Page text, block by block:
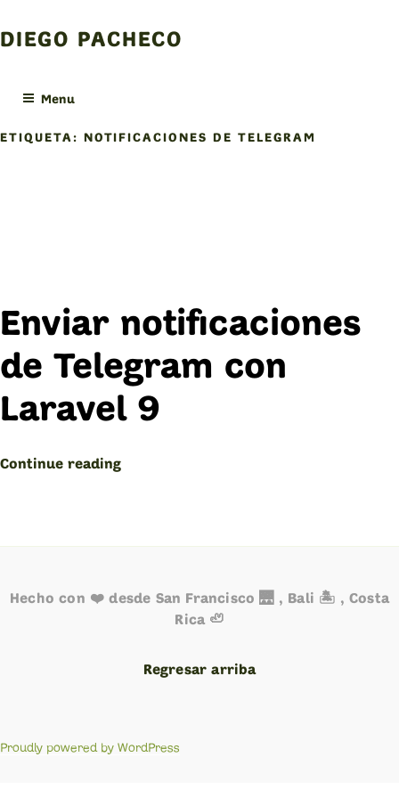
to
content
DIEGO PACHECO
Menu
ETIQUETA: NOTIFICACIONES DE TELEGRAM
Enviar notificaciones
de Telegram con
Laravel 9
Continue reading“Notificaciones
Laravel
Hecho con ❤️ desde San Francisco 🌉 , Bali 🏝️ , Costa
Rica 🦥
Regresar arriba
Proudly powered by WordPress